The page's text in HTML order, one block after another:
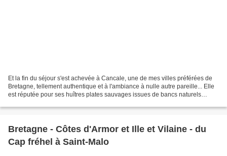
Et la fin du séjour s'est achevée à Cancale, une de mes villes préférées de
Bretagne, tellement authentique et à l'ambiance à nulle autre pareille... Elle
est réputée pour ses huîtres plates sauvages issues de bancs naturels
Bretagne - Côtes d'Armor et Ille et Vilaine - du
Cap fréhel à Saint-Malo